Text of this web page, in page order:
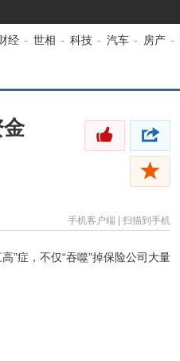
经 - 世相 - 科技 - 汽车 - 房产 -
手机客户端 扫描到手机
症，不仅“吞噬”掉保险公司大量